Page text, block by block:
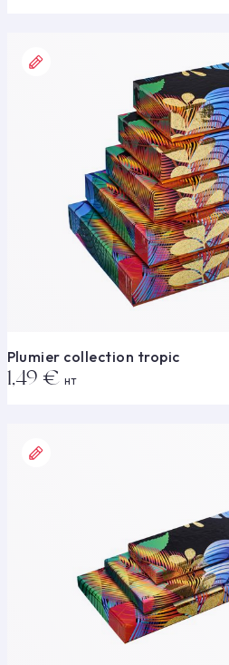
Plumier collection tropic
1,49 € HT